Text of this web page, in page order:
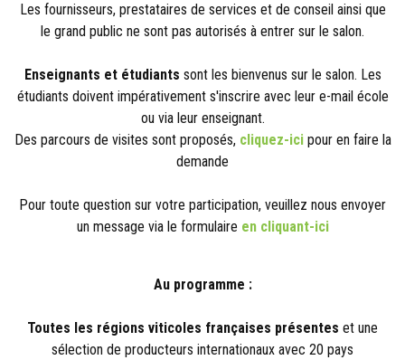
Les fournisseurs, prestataires de services et de conseil ainsi que
le grand public ne sont pas autorisés à entrer sur le salon.
Enseignants et étudiants sont les bienvenus sur le salon. Les
étudiants doivent impérativement s'inscrire avec leur e-mail école
ou via leur enseignant.
Des parcours de visites sont proposés, cliquez-icipour en faire la
demande
Pour toute question sur votre participation, veuillez nous envoyer
un message via le formulaire en cliquant-ici
Au programme :
Toutes les régions viticoles françaises présentes et une
sélection de producteurs internationaux avec 20 pays